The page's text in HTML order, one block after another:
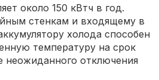
около 150 кВтч в год.
стенкам и входящему в
холода способен
температуру на срок
неожиданного отключения